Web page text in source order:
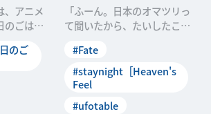
、アニメ
のごは
んの五
のご
「ふーん。日本のオマツリっ
て聞いたから、たいしたこと
なかやるじゃない。こん
#Fate
#staynight［Heaven's
Feel
#ufotable